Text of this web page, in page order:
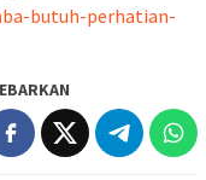
butuh-perhatian-